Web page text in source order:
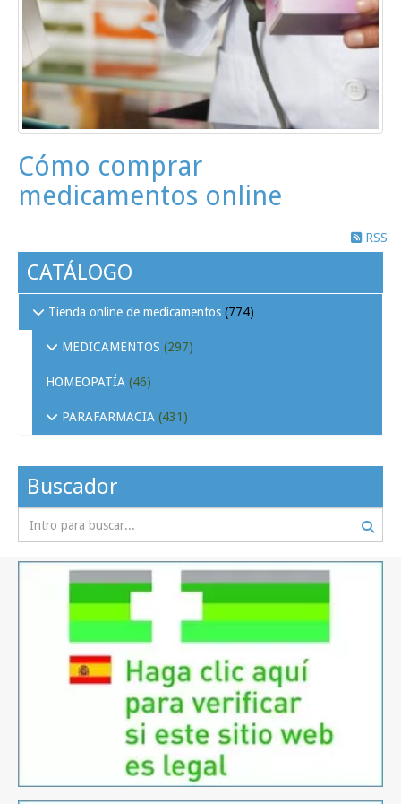
Cómo comprar
medicamentos online
RSS
CATÁLOGO
Tienda online de medicamentos (774)
MEDICAMENTOS (297)
HOMEOPATÍA (46)
PARAFARMACIA (431)
Buscador